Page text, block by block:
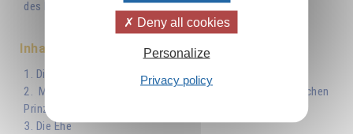
des Menschen.
Inhaltsverzeichnis
1. Die geistige Galvanoplastik
2. Mann und Frau - Abbild des männlichen und weiblichen
Prinzips
3. Die Ehe
Deny all cookies
Personalize
Privacy policy